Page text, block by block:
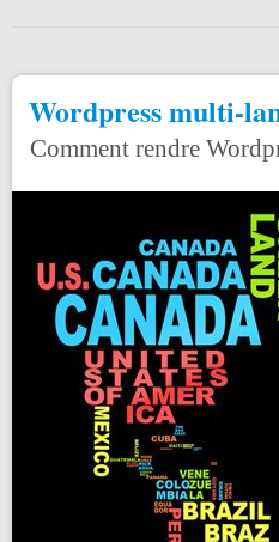
Wordpress multi-
Comment rendre